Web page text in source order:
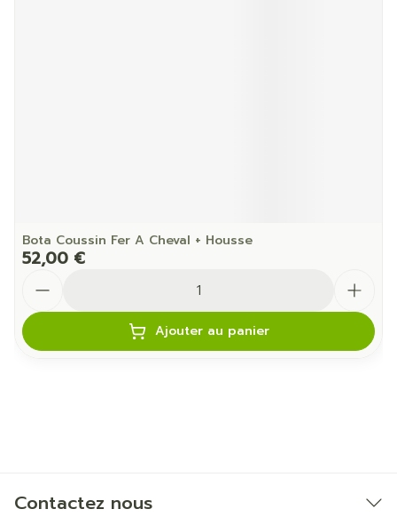
Bota Coussin Fer A Cheval + Housse
52,00 €
Ajouter au panier
Contactez nous